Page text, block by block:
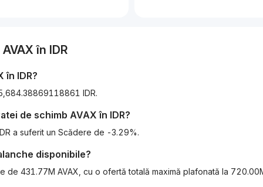
AVAX în IDR
în IDR?
IDR.
de schimb AVAX în IDR?
a suferit un Scădere de -3.29%.
disponibile?
431.77M AVAX, cu o ofertă totală maximă plafonată la